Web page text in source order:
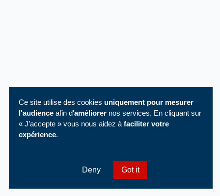
Ce site utilise des cookies uniquement pour mesurer
l'audience afin d'améliorer nos services. En cliquant sur
« J’accepte » vous nous aidez à faciliter votre
expérience.
Deny Got it